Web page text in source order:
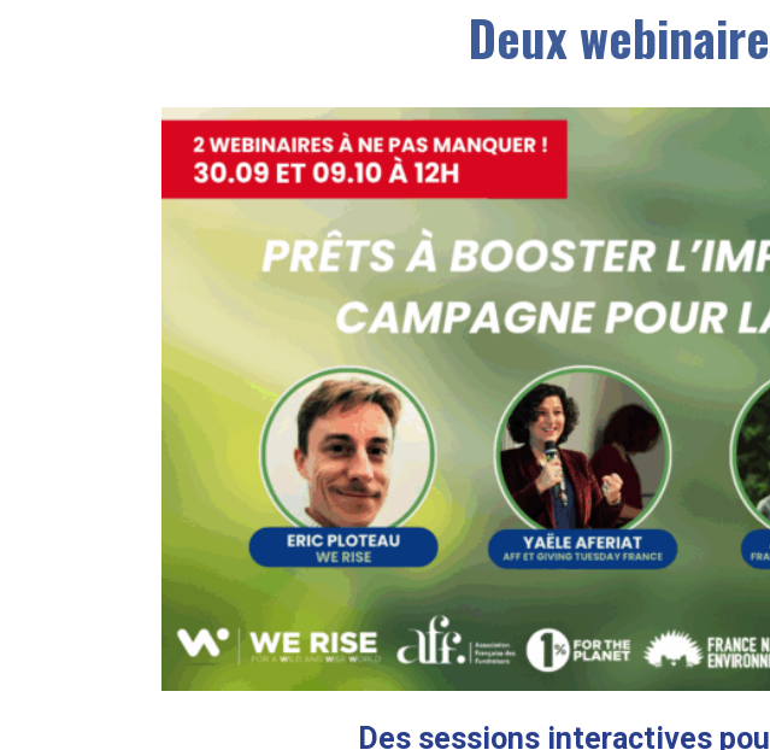
Deux
Des sessions interactives